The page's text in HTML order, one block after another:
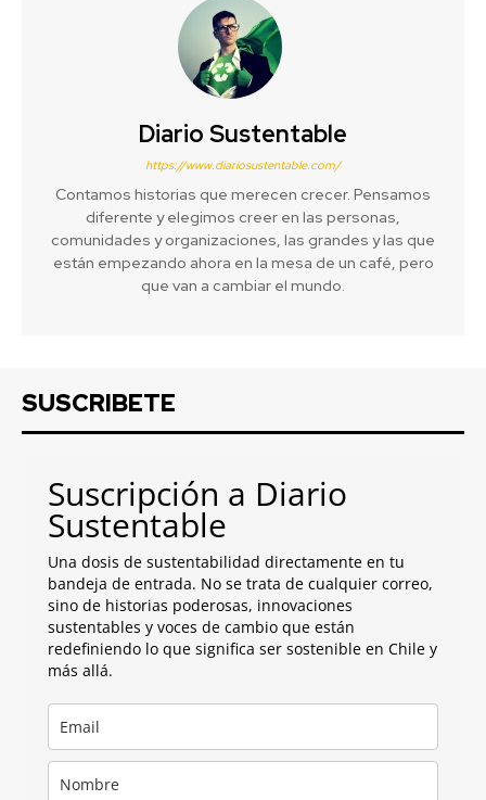
Diario Sustentable
https://www.diariosustentable.com/
Contamos historias que merecen crecer. Pensamos
diferente y elegimos creer en las personas,
comunidades y organizaciones, las grandes y las que
están empezando ahora en la mesa de un café, pero
que van a cambiar el mundo.
SUSCRIBETE
Suscripción a Diario
Sustentable
Una dosis de sustentabilidad directamente en tu
bandeja de entrada. No se trata de cualquier correo,
sino de historias poderosas, innovaciones
sustentables y voces de cambio que están
redefiniendo lo que significa ser sostenible en Chile y
más allá.